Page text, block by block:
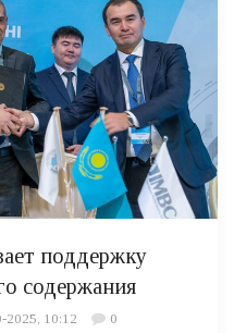
поддержку
содержания
2025, 10:12 0